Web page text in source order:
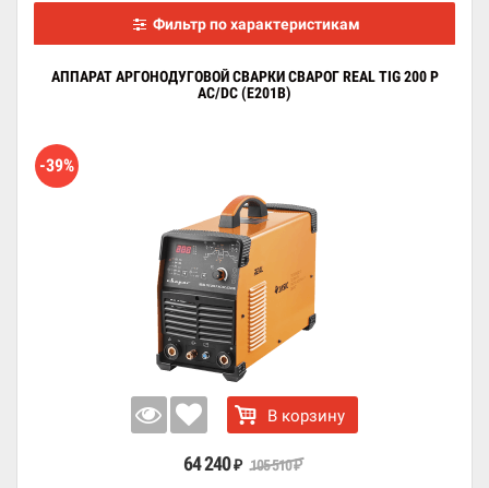
Фильтр по характеристикам
АППАРАТ АРГОНОДУГОВОЙ СВАРКИ СВАРОГ REAL TIG 200 P
AC/DC (E201B)
-39%
В корзину
64 240 ₽ 105 510₽